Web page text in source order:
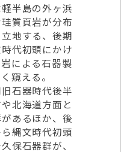
半島の外ヶ浜
質頁岩が分布
地する、後期
代初頭にかけ
による石器製
窺える。
石器時代後半
北海道方面と
あるほか、後
縄文時代初頭
保石器群が、